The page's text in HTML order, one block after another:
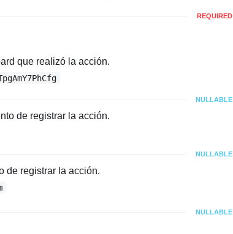
REQUIRED
que realizó la acción.
NULLABLE
de registrar la acción.
NULLABLE
de registrar la acción.
NULLABLE